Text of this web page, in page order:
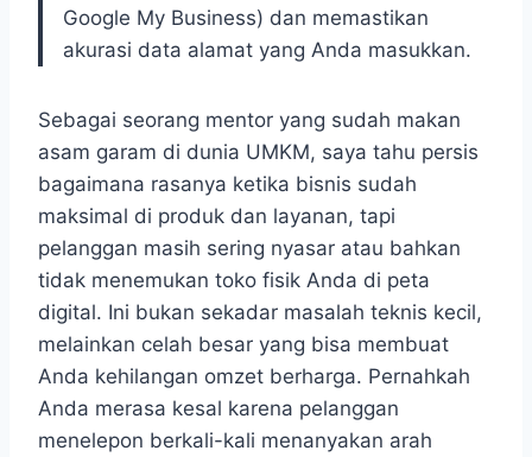
Google My Business) dan memastikan
akurasi data alamat yang Anda masukkan.
Sebagai seorang mentor yang sudah makan
asam garam di dunia UMKM, saya tahu persis
bagaimana rasanya ketika bisnis sudah
maksimal di produk dan layanan, tapi
pelanggan masih sering nyasar atau bahkan
tidak menemukan toko fisik Anda di peta
digital. Ini bukan sekadar masalah teknis kecil,
melainkan celah besar yang bisa membuat
Anda kehilangan omzet berharga. Pernahkah
Anda merasa kesal karena pelanggan
menelepon berkali-kali menanyakan arah